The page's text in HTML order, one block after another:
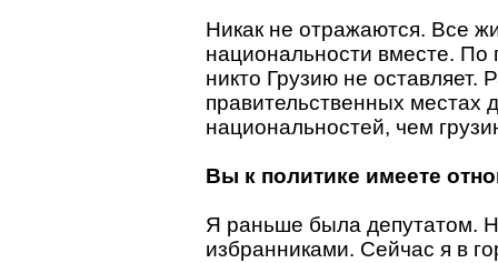
Никак не отражаются. Все
национальности вместе. По
никто Грузию не оставляет.
правительственных местах
национальностей, чем
Вы к политике имеете
Я раньше была депутатом.
избранниками. Сейчас я в